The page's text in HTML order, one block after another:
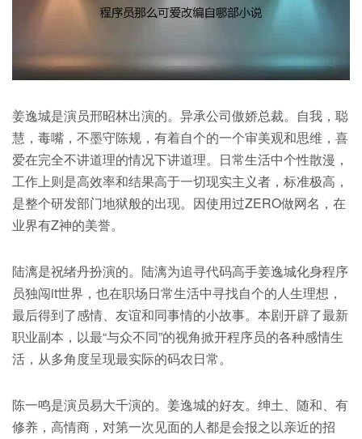
姜逸城是演员邢昭林出演的。异承公司傲娇总裁。自我，聪
慧，毒嘴，不墨守陈规，有着自个的一个审美观和思维，喜
爱在完全不讲道理的情况下讲道理。日常生活中个性散漫，
工作上则是高效率和结果高于一切现实主义者，标准极高，
是整个研发部门地狱般的出现。因使用过ZERO做网名，在
业界有Z神的美誉。
陆漓是祝绪丹扮演的。陆漓为追寻代码高手姜逸城化身程序
员独闯it世界，也在职场日常生活中寻找自个的人生理想，
最后得到了感情、友谊和同事情的小故事。本剧开辟了最新
职业副本，以最“与众不同”的视角掀开程序员的各种感情生
活，从多角度呈现最实际的码农日常。
陈一鸣是演员易大千演的。姜逸城的好友。绅土、随和、有
修养，高情商，对第一次见面的人都是会报之以亲近的招